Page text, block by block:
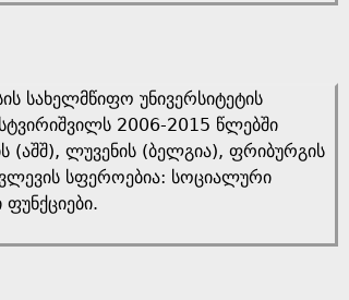
სახელმწიფო უნივერსიტეტის
2006-2015 წლებში
(აშშ), ლუვენის (ბელგია), ფრიბურგის
სფეროებია: სოციალური